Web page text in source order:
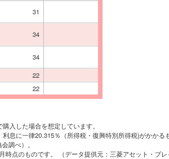
31
34
34
22
22
入した場合を想定しています。
息に一律20.315％（所得税・復興特別所得税)がかかる
調べ）。
点のものです。 （データ提供元：三菱アセット・ブレ